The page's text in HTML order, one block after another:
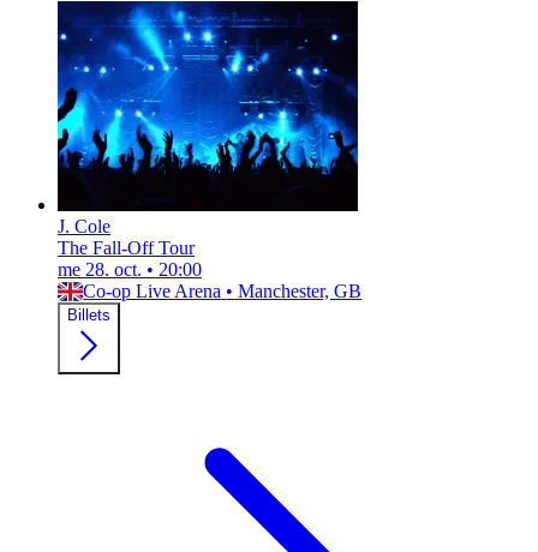
J. Cole
The Fall-Off Tour
me 28. oct. • 20:00
Co-op Live Arena • Manchester, GB
Billets